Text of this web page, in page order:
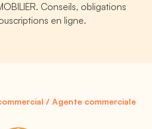
Conseils, obligations
en ligne.
/ Agente commerciale